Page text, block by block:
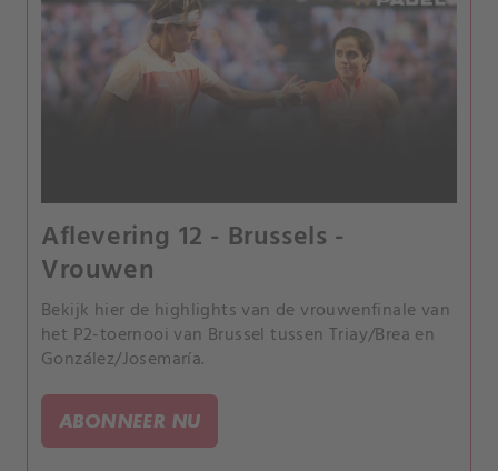
Aflevering 12 - Brussels -
Vrouwen
Bekijk hier de highlights van de vrouwenfinale van
het P2-toernooi van Brussel tussen Triay/Brea en
González/Josemaría.
ABONNEER NU